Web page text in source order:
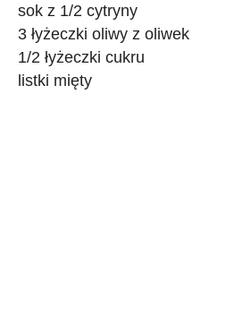
sok z 1/2 cytryny
3 łyżeczki oliwy z oliwek
1/2 łyżeczki cukru
listki mięty